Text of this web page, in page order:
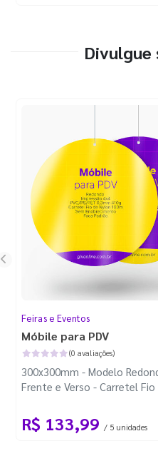
Divulgue
Feiras e Eventos
Móbile para PDV
(0 avaliações)
300x300mm - Modelo
Frente e Verso - Carretel Fio
R$ 133,99 / 5 unidades